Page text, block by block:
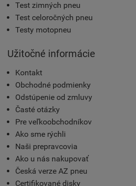
Test zimných pneu
Test celoročných pneu
Testy motopneu
Užitočné informácie
Kontakt
Obchodné podmienky
Odstúpenie od zmluvy
Časté otázky
Pre veľkoobchodníkov
Ako sme rýchli
Naši prepravcovia
Ako u nás nakupovať
Česká verze AZ pneu
Certifikované disky